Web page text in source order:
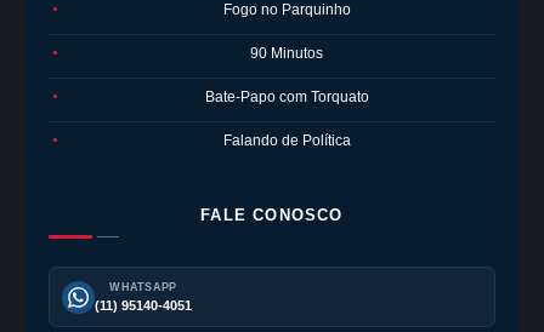
● Fogo no Parquinho
● 90 Minutos
● Bate-Papo com Torquato
● Falando de Política
FALE CONOSCO
WHATSAPP
(11) 95140-4051